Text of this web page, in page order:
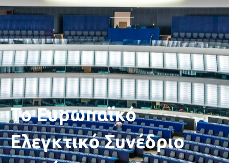
Το Ευρωπαϊκό
Ελεγκτικό Συνέδριο